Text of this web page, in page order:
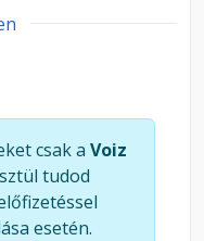
csak a Voiz
tudod
esetén.